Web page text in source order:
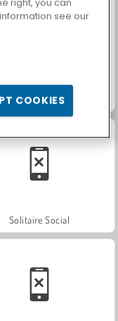
Heroes of Myths
Solitaire Social
see our
COOKIES